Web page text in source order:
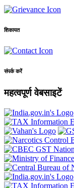
शिकायत
संपर्क करें
महत्वपूर्ण वेबसाइटें